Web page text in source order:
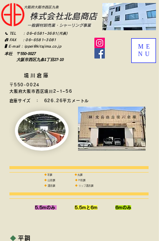
ME
NU
📞 TEL : 06−6581−3681(代表)
📠 FAX : 06−6581−3081
🖥 E-mail : ippei@kitajima.co.jp
本社 〒550-0027
大阪市西区九条1丁目27-10
​株式会社北島商店
​一般鋼材卸売業・シャーリング事業
​大阪府大阪市西区九条
境川倉庫
〒550-0024
大阪府大阪市西区境川2−1−56
​​倉庫サイズ ： 626.26平方メートル
◆ 平鋼 ◆ 丸鋼
◆ 山形鋼 ◆ H形鋼
◆ 溝形鋼 ◆ リップ溝形鋼
5.5mのみ 5.5mと6m 6mのみ
​◆ 平鋼